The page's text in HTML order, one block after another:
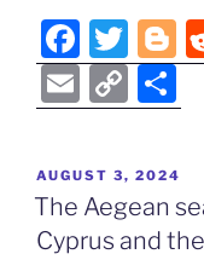
F
a
c
b
o
T
w
itt
o
g
E
m
ai
l
C
o
p
y
Li
h
ar
e
POSTED
ON
AUGUST 3, 2024
The Aegean
Cyprus and